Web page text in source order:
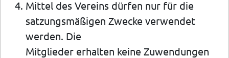
Mittel des Vereins dürfen nur für die
satzungsmäßigen Zwecke verwendet
werden. Die
Mitglieder erhalten keine Zuwendungen